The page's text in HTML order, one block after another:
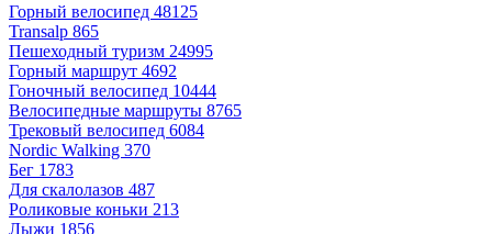
Горный велосипед 48125
Transalp 865
Пешеходный туризм 24995
Горный маршрут 4692
Гоночный велосипед 10444
Велосипедные маршруты 8765
Трековый велосипед 6084
Nordic Walking 370
Бег 1783
Для скалолазов 487
Роликовые коньки 213
Лыжи 1856